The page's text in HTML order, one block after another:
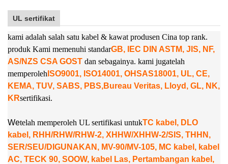
UL sertifikat
kami adalah salah satu kabel & kawat produsen Cina top rank.
produk Kami memenuhi standarGB, IEC DIN ASTM, JIS, NF,
AS/NZS CSA GOST dan sebagainya. kami jugatelah
memperoleh ISO9001, ISO14001, OHSAS18001, UL, CE,
KEMA, TUV, SABS, PBS,Bureau Veritas, Lloyd, GL, NK,
KRsertifikasi.
Wetelah memperoleh UL sertifikasi untukTC kabel, DLO
kabel, RHH/RHW/RHW-2, XHHW/XHHW-2/SIS, THHN,
SER/SEU/DIGUNAKAN, MV-90/MV-105, MC kabel, kabel
AC, TECK 90, SOOW, kabel Las, Pertambangan kabel,